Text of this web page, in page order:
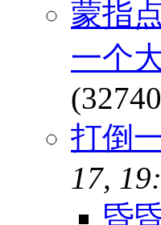
蒙指
一个
打倒
17,
昏